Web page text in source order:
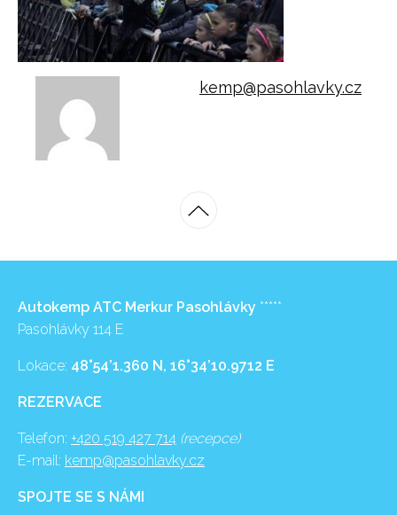
kemp@pasohlavky.cz
Autokemp ATC Merkur Pasohlávky *****
Pasohlávky 114 E
Lokace: 48°54’1.360 N, 16°34’10.9712 E
REZERVACE
Telefon: +420 519 427 714 (recepce)
E-mail: kemp@pasohlavky.cz
SPOJTE SE S NÁMI